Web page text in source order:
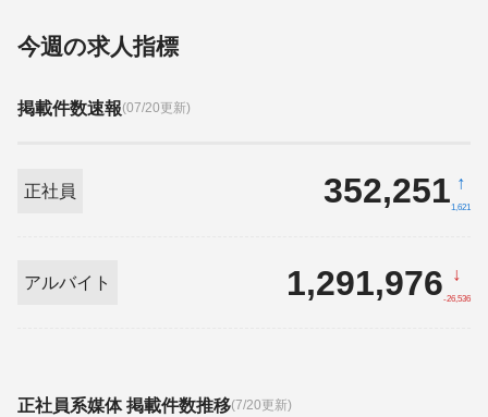
今週の求人指標
掲載件数速報(07/20更新)
正社員 352,251 ↑
1,621
アルバイト 1,291,976 ↓
-26,536
正社員系媒体 掲載件数推移(7/20更新)